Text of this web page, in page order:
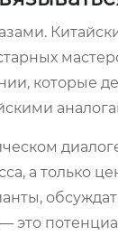
которые
а только
это